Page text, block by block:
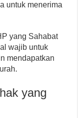
untuk menerima
yang Sahabat
wajib untuk
mendapatkan
yang